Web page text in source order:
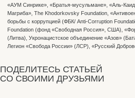
«АУМ Синрике», «Братья-мусульмане», «Аль-
Магриба», The Khodorkovsky Foundation,
борьбы с коррупцией (ФБК/ Anti-Corruption
Foundation (фонд «Свободная Россия», США),
(Литва), Укронацистское объединение «Aзов»
Легион «Свобода России» (ЛСР), «Русский
ПОДЕЛИТЕСЬ СТАТЬЕЙ
СО СВОИМИ ДРУЗЬЯМИ